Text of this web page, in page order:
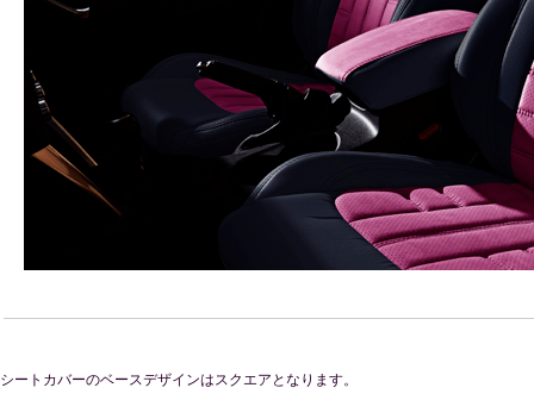
シートカバーのベースデザインはスクエアとなります。